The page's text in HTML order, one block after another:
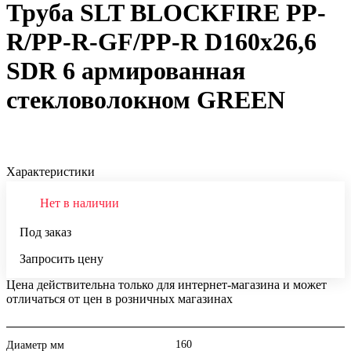
Труба SLT BLOCKFIRE PP-
R/PP-R-GF/PP-R D160x26,6
SDR 6 армированная
стекловолокном GREEN
Характеристики
Нет в наличии
Под заказ
Запросить цену
Цена действительна только для интернет-магазина и может
отличаться от цен в розничных магазинах
Диаметр мм 160